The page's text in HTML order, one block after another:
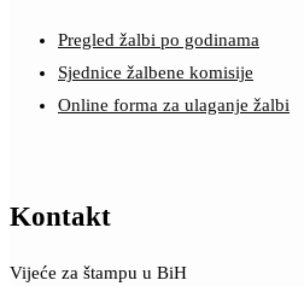
Pregled žalbi po godinama
Sjednice žalbene komisije
Online forma za ulaganje žalbi
Kontakt
Vijeće za štampu u BiH